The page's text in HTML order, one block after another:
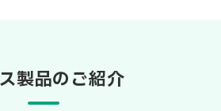
製品のご紹介